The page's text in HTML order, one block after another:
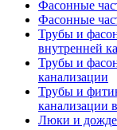
Фасонные
Фасонные
Трубы и
внутренней
Трубы и
канализации
Трубы и
канализации
Люки и